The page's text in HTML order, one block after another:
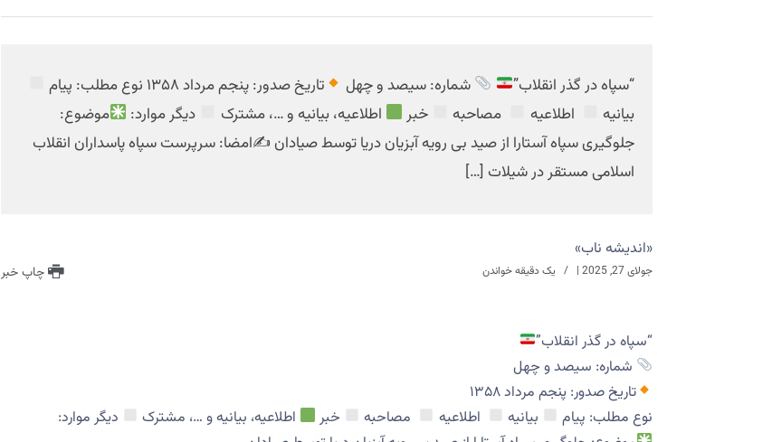
“سپاه در گذر انقلاب” شماره: سیصد و چهل
تاریخ صدور: پنجم مرداد ۱۳۵۸ نوع مطلب: پیام
بیانیه
اطلاعیه مصاحبه خبر اطلاعیه، بیانیه و …، مشترک دیگر موارد:
موضوع:
جلوگیری سپاه آستارا از صید بی رویه آبزیان دریا توسط صیادان ✍امضا: سرپرست سپاه پاسداران انقلاب
اسلامی مستقر در شیلات […]
«اندیشه ناب»
جولای 27, 2025 | یک دقیقه خواندن چاپ خبر
“سپاه در گذر انقلاب”
شماره: سیصد و چهل
تاریخ صدور: پنجم مرداد ۱۳۵۸
نوع مطلب: پیام
بیانیه اطلاعیه مصاحبه خبر اطلاعیه، بیانیه و …، مشترک
دیگر موارد: